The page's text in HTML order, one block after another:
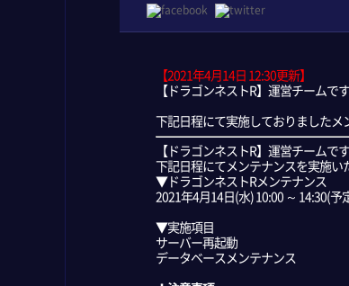
【2021年4月14日 12:30更新】
【ドラゴンネストR】運営チームです
下記日程にて実施しておりましたメ
【ドラゴンネストR】運営チームです
下記日程にてメンテナンスを実施い
▼ドラゴンネストRメンテナンス
2021年4月14日(水) 10:00 ～ 14:30(予
▼実施項目
サーバー再起動
データベースメンテナンス